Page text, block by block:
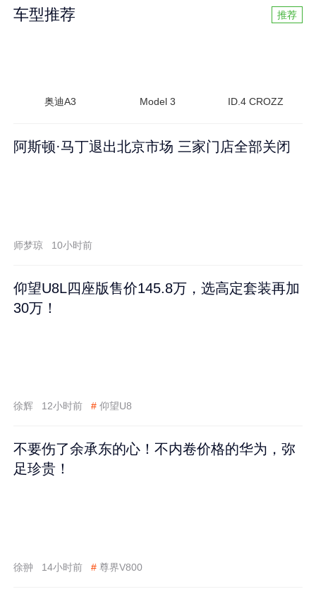
车型推荐 推荐
奥迪A3 Model 3 ID.4 CROZZ
阿斯顿·马丁退出北京市场 三家门店全部关闭
师梦琼 10小时前
仰望U8L四座版售价145.8万，选高定套装再加
30万！
徐辉 12小时前 # 仰望U8
不要伤了余承东的心！不内卷价格的华为，弥
足珍贵！
徐翀 14小时前 # 尊界V800